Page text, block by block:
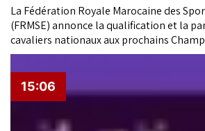
La Fédération Royale Marocaine des
(FRMSE) annonce la qualification et la
cavaliers nationaux aux prochains
FEI 2026, qui se dérouleront à Aix-la-
10 au 23 août 2026.
15:06